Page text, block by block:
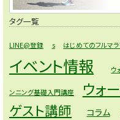
タグ一覧
LINE@登録 s はじめてのフルマ
イベント情報
ウ
ンニング基礎入門講座 ウォ
ゲスト講師 コラム